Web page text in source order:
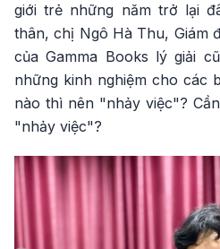
giới trẻ những năm trở lại
thân, chị Ngô Hà Thu, Giám
của Gamma Books lý giải
những kinh nghiệm cho các
nào thì nên "nhảy việc"?
"nhảy việc"?